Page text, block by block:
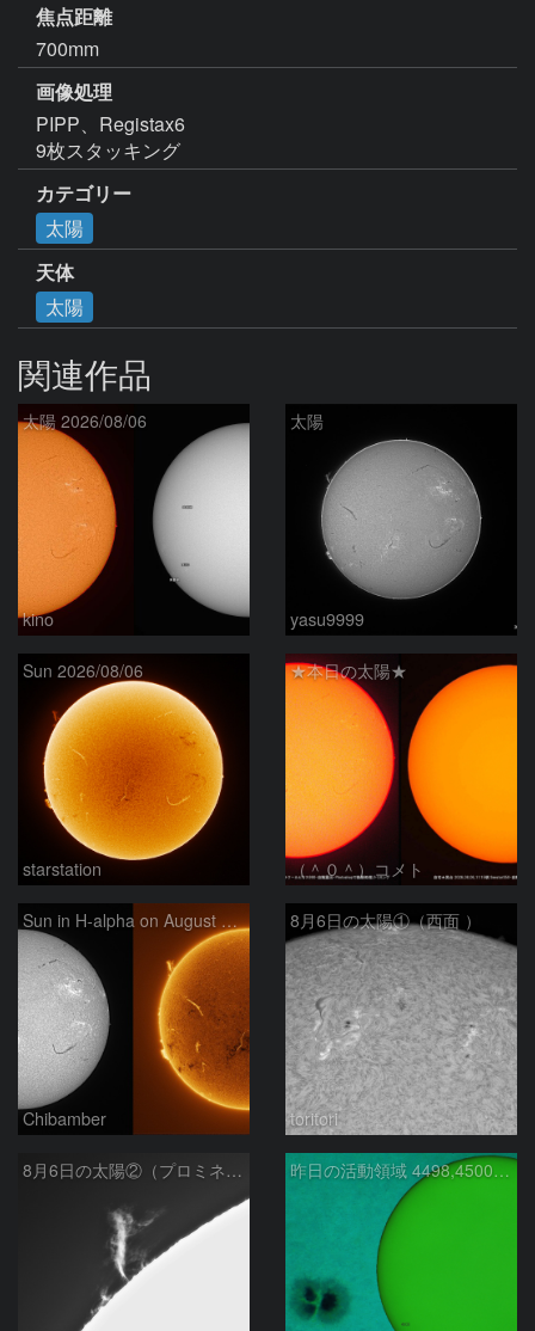
焦点距離
700mm
画像処理
PIPP、Registax6
9枚スタッキング
カテゴリー
太陽
天体
太陽
関連作品
太陽 2026/08/06
kino
太陽
yasu9999
Sun 2026/08/06
starstation
★本日の太陽★
（＾０＾）コメト
Sun in H-alpha on August 6, 2026
Chibamber
8月6日の太陽①（西面 ）
toritori
8月6日の太陽②（プロミネン北東縁 ） 昨日の活動領域 4498,4500：2026/08/05